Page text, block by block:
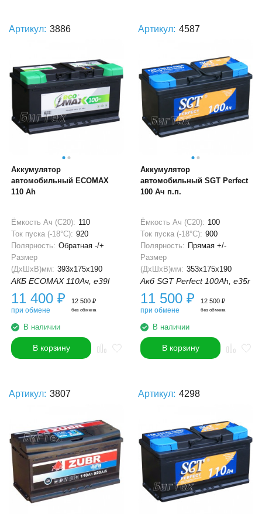
Артикул: 3886
Аккумулятор
автомобильный ECOMAX
110 Ah
Ёмкость Ач (С20): 110
Ток пуска (-18°С): 920
Полярность: Обратная -/+
Размер
(ДхШхВ)мм: 393x175x190
АКБ ECOMAX 110Ач, e39l
11 400 ₽
при обмене
12 500 ₽
без обмена
В наличии
В корзину
Артикул: 4587
Аккумулятор
автомобильный SGT Perfect
100 Ач п.п.
Ёмкость Ач (С20): 100
Ток пуска (-18°С): 900
Полярность: Прямая +/-
Размер
(ДхШхВ)мм: 353x175x190
Акб SGT Perfect 100Ah, e35r
11 500 ₽
при обмене
12 500 ₽
без обмена
В наличии
В корзину
Артикул: 3807 Артикул: 4298